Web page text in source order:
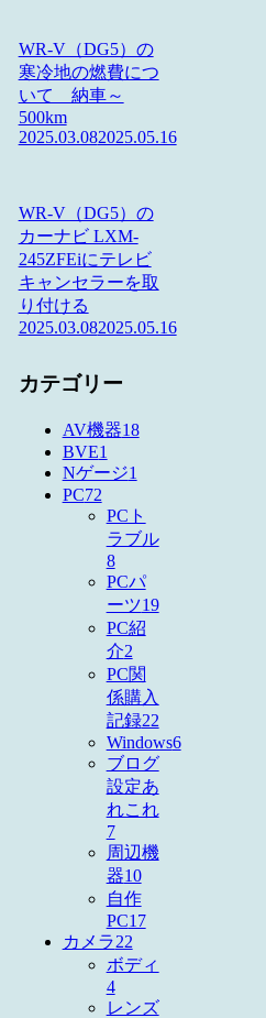
WR-V（DG5）の
寒冷地の燃費につ
いて 納車～
500km
2025.03.082025.05.16
WR-V（DG5）の
カーナビ LXM-
245ZFEiにテレビ
キャンセラーを取
り付ける
2025.03.082025.05.16
カテゴリー
AV機器18
BVE1
Nゲージ1
PC72
PCト
ラブル
8
PCパ
ーツ19
PC紹
介2
PC関
係購入
記録22
Windows6
ブログ
設定あ
れこれ
7
周辺機
器10
自作
PC17
カメラ22
ボディ
4
レンズ